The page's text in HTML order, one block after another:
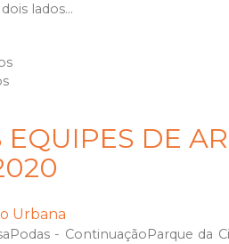
lados...
EQUIPES DE
Urbana
- ContinuaçãoParque da